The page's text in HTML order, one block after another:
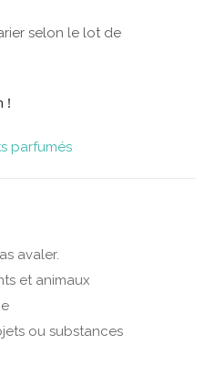
selon le lot de
!
parfumés
avaler.
et animaux
ou substances